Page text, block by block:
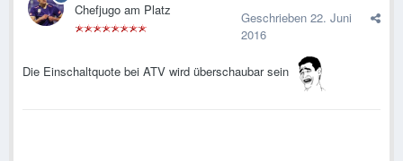
Chefjugo am Platz Geschrieben 22. Juni
2016
Die Einschaltquote bei ATV wird überschaubar sein